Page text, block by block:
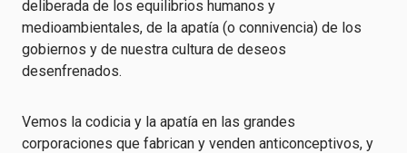
deliberada de los equilibrios humanos y
medioambientales, de la apatía (o connivencia) de los
gobiernos y de nuestra cultura de deseos
desenfrenados.
Vemos la codicia y la apatía en las grandes
corporaciones que fabrican y venden anticonceptivos, y